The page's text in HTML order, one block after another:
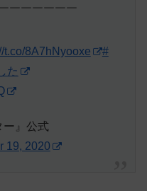
￣￣￣￣￣￣
t.co/8A7hNyooxe
#
た
』公式
19, 2020